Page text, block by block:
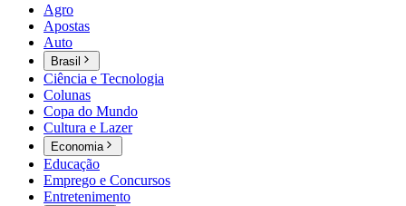
Agro
Apostas
Auto
Brasil
Ciência e Tecnologia
Colunas
Copa do Mundo
Cultura e Lazer
Economia
Educação
Emprego e Concursos
Entretenimento